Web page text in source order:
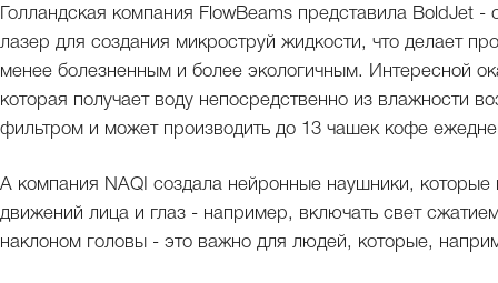
Голландская компания FlowBeams представила BoldJet -
лазер для создания микроструй жидкости, что делает
менее болезненным и более экологичным. Интересной
которая получает воду непосредственно из влажности
фильтром и может производить до 13 чашек кофе
А компания NAQI создала нейронные наушники,
движений лица и глаз - например, включать свет
наклоном головы - это важно для людей, которые,